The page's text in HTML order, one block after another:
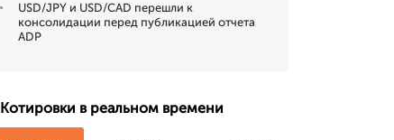
USD/JPY и USD/CAD перешли к
консолидации перед публикацией отчета
ADP
Котировки в реальном времени